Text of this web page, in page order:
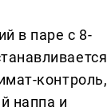
в паре с 8-
контроль,
наппа и